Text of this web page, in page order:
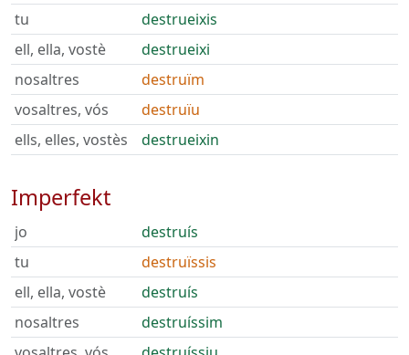
tu
destrueixis
ell, ella, vostè
destrueixi
nosaltres
destruïm
vosaltres, vós
destruïu
ells, elles, vostès
destrueixin
Imperfekt
jo
destruís
tu
destruïssis
ell, ella, vostè
destruís
nosaltres
destruíssim